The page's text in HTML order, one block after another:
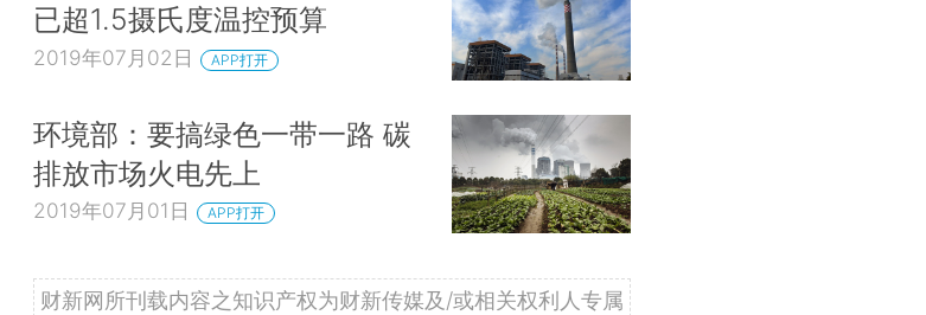
已超1.5摄氏度温控预算
2019年07月02日 APP打开
环境部：要搞绿色一带一路 碳
排放市场火电先上
2019年07月01日 APP打开
财新网所刊载内容之知识产权为财新传媒及/或相关权利人专属